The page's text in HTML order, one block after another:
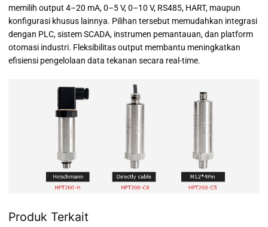
memilih output 4–20 mA, 0–5 V, 0–10 V, RS485, HART, maupun
konfigurasi khusus lainnya. Pilihan tersebut memudahkan integrasi
dengan PLC, sistem SCADA, instrumen pemantauan, dan platform
otomasi industri. Fleksibilitas output membantu meningkatkan
efisiensi pengelolaan data tekanan secara real-time.
Produk Terkait